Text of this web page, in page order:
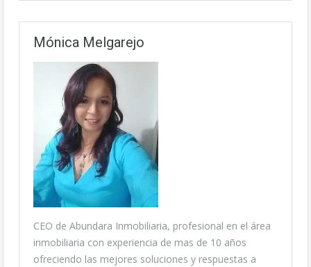
Mónica Melgarejo
CEO de Abundara Inmobiliaria, profesional en el área
inmobiliaria con experiencia de mas de 10 años
ofreciendo las mejores soluciones y respuestas a